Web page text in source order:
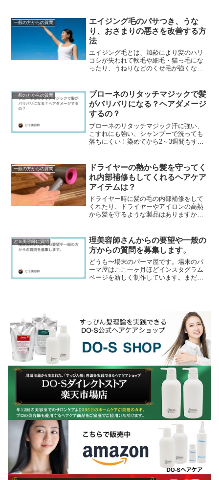
にキープするか...
一般の方からの質問
エイジング毛のパサつき、うな
り、おさまりの悪さを改善する方
法
エイジング毛とは、加齢により髪のハリ
コシが失われて軟毛や細毛・猫っ毛にな
ったり、うねりなどのくせ毛が強くなっ
ることです。エイジン...
一般の方からの質問
ブローネのリタッチマジックで髪
がバリバリになる？ヘアダメージ
するの？
ブローネのリタッチマジック汗に強い、
こすれにも強い、シャンプーで洗っても
落ちにくい！染めてから2～3週間もする
傷みが気になる...
一般の方からの質問
ドライヤーの熱から髪を守ってく
れ内部補修もしてくれるヘアケア
アイテムは？
ドライヤー時に髪の毛の内部補修をして
くれたり、ドライヤーやアイロンの高熱
から髪を守るような製品はありますか？
なんかで髪の毛のケラ...
どＳ美容師に質問
理美容師さんからの要望や一般の
方からの質問を募集します。
どうも〜場末のパーマ屋です。場末のパ
ーマ屋はここ一ヶ月ほどインスタグラム
ページを新しく制作しています。まだま